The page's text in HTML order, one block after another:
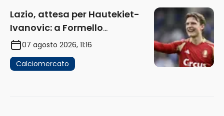
Lazio, attesa per Hautekiet-
Ivanovic: a Formello
attendono risposte
07 agosto 2026, 11:16
Calciomercato